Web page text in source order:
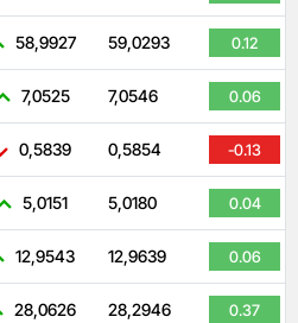
58,9927 59,0293 0.12
7,0525 7,0546 0.06
0,5839 0,5854 -0.13
5,0151 5,0180 0.04
12,9543 12,9639 0.06
28,0626 28,2946 0.37